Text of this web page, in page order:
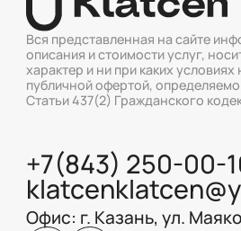
Вся представленная на сайте
описания и стоимости услуг,
характер и ни при каких условиях
публичной офертой,
Статьи 437(2) Гражданского
+7(843) 250-00-
Офис: г. Казань, ул.